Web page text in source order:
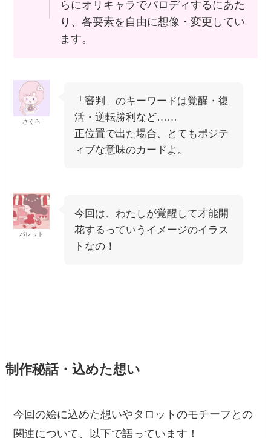
らにオリキャラでパロディするにあた
り、各要素を自由に想像・変更してい
ます。
さくら
「審判」のキーワードは覚醒・復
活・逆転勝利など……
正位置で出た場合、とてもポジテ
ィブな意味のカードよ。
パレット
今回は、わたしが覚醒して才能開
花するっていうイメージのイラス
トなの！
制作秘話・込めた想い
今回の絵に込めた想いやタロットのモチーフとの
関連について、以下で語っています！